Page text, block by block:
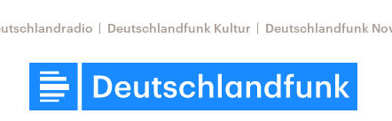
Deutschlandfunk Kultur Deutschlandfunk